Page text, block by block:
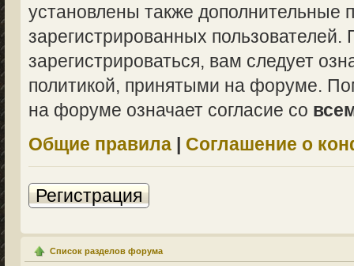
установлены также дополнительные
зарегистрированных
зарегистрироваться, вам следует
политикой, принятыми на форуме.
на форуме означает согласие со
Общие правила | Соглашение о
Регистрация
Список разделов форума